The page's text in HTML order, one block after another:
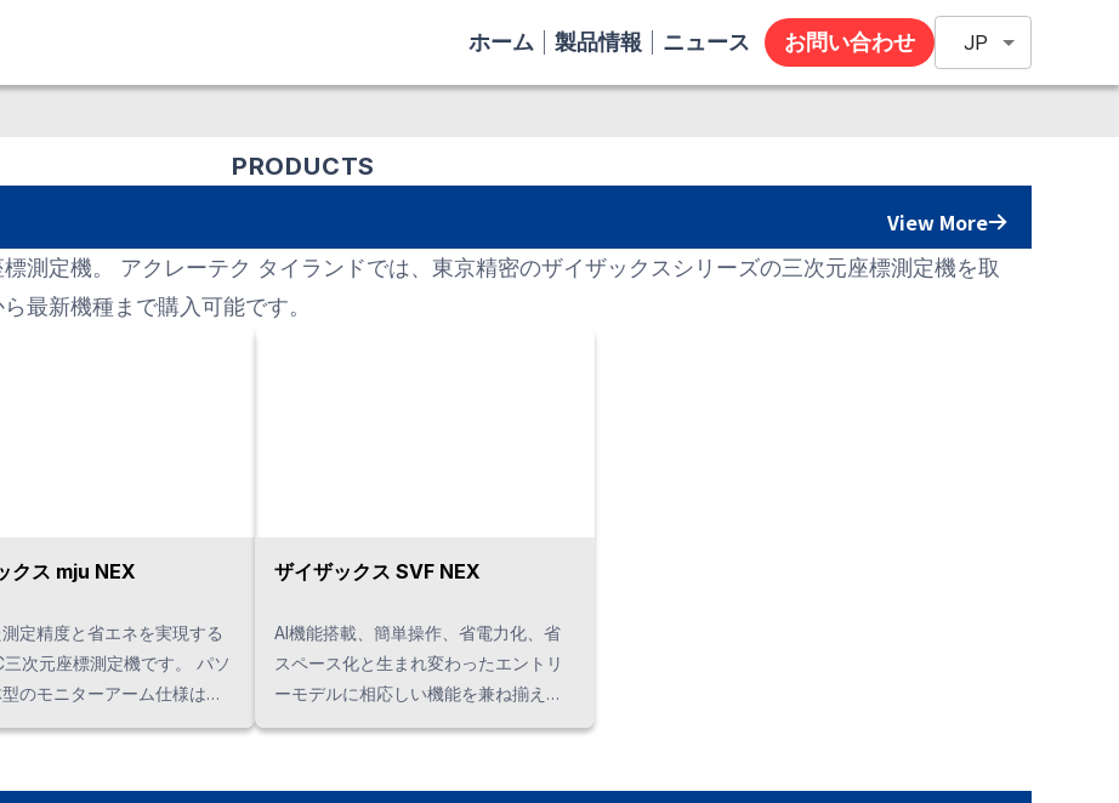
ホーム 製品情報 ニュース お問い合わせ JP
PRODUCTS
View More
測定機。 アクレーテク タイランドでは、東京精密のザイザックスシリーズの三次元座標測定機を取
最新機種まで購入可能です。
クス mju NEX
定精度と省エネを実現する
次元座標測定機です。 パソ
のモニターアーム仕様は省
にも貢献します。
ザイザックス SVF NEX
AI機能搭載、簡単操作、省電力化、省
スペース化と生まれ変わったエントリ
ーモデルに相応しい機能を兼ね揃えて
います。